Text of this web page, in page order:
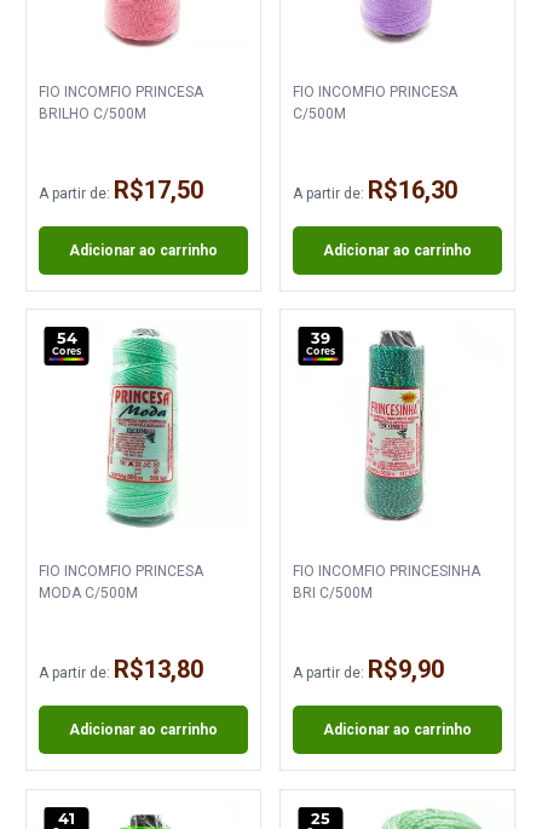
FIO INCOMFIO PRINCESA
BRILHO C/500M
A partir de: R$17,50
Adicionar ao carrinho
FIO INCOMFIO PRINCESA
C/500M
A partir de: R$16,30
Adicionar ao carrinho
54
Cores
FIO INCOMFIO PRINCESA
MODA C/500M
A partir de: R$13,80
Adicionar ao carrinho
39
Cores
FIO INCOMFIO PRINCESINHA
BRI C/500M
A partir de: R$9,90
Adicionar ao carrinho
41 25